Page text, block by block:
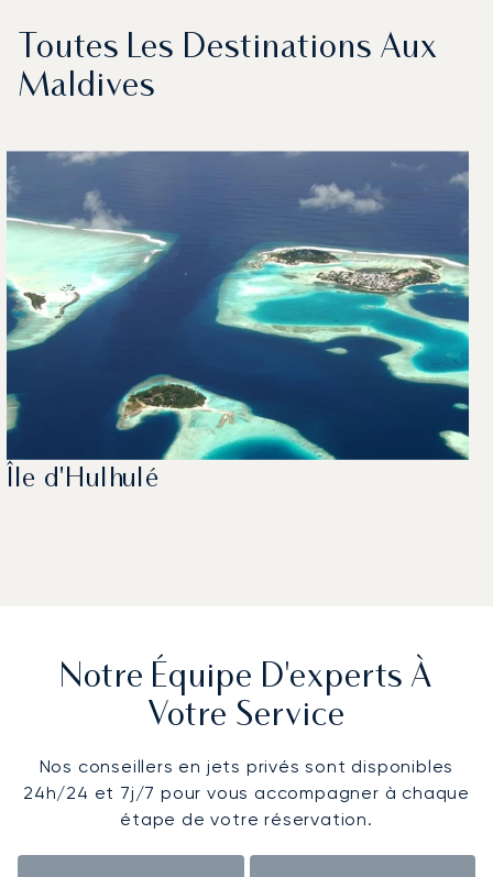
Toutes Les Destinations Aux
Maldives
Île d'Hulhulé
Notre Équipe D'experts À
Votre Service
Nos conseillers en jets privés sont disponibles
24h/24 et 7j/7 pour vous accompagner à chaque
étape de votre réservation.